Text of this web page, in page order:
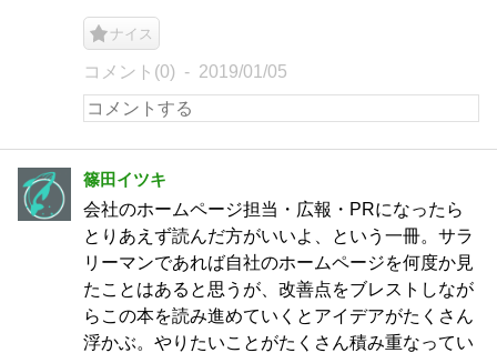
ナイス
コメント(0) 2019/01/05
篠田イツキ
会社のホームページ担当・広報・PRになったら
とりあえず読んだ方がいいよ、という一冊。サラ
リーマンであれば自社のホームページを何度か見
たことはあると思うが、改善点をブレストしなが
らこの本を読み進めていくとアイデアがたくさん
浮かぶ。やりたいことがたくさん積み重なってい